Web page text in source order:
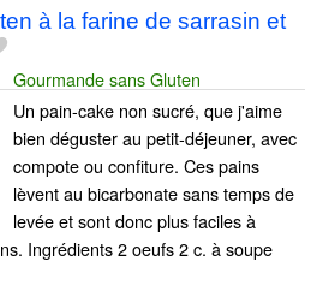
à la farine de sarrasin et
Gourmande sans Gluten
Un pain-cake non sucré, que j'aime
bien déguster au petit-déjeuner, avec
compote ou confiture. Ces pains
lèvent au bicarbonate sans temps de
levée et sont donc plus faciles à
Ingrédients 2 oeufs 2 c. à soupe